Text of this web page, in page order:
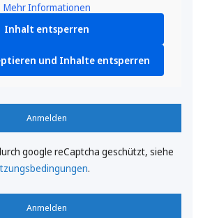
Mehr Informationen
Inhalt entsperren
und Inhalte entsperren
Anmelden
google reCaptcha geschützt, siehe
.
Anmelden